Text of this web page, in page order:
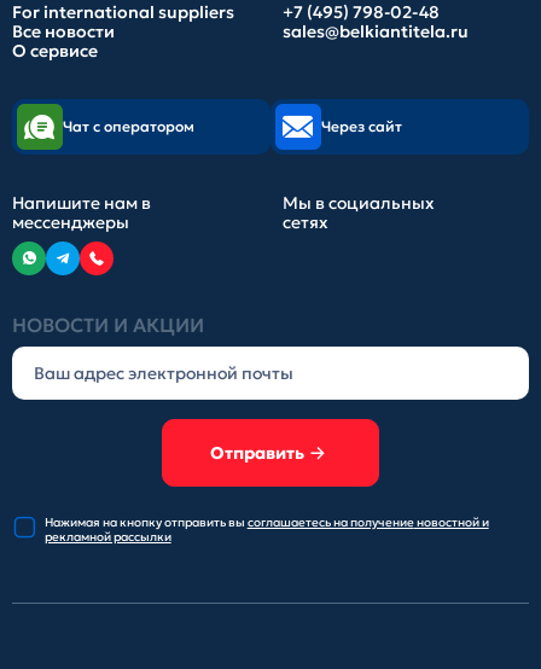
For international suppliers
Все новости
О сервисе
+7 (495) 798-02-48
sales@belkiantitela.ru
НОВОСТИ И АКЦИИ
Отправить
Нажимая на кнопку отправитьвы соглашаетесь на получениеновостной и
рекламной рассылки
Чат с оператором Через сайт
Напишите нам в
мессенджеры
Мы в социальных
сетях